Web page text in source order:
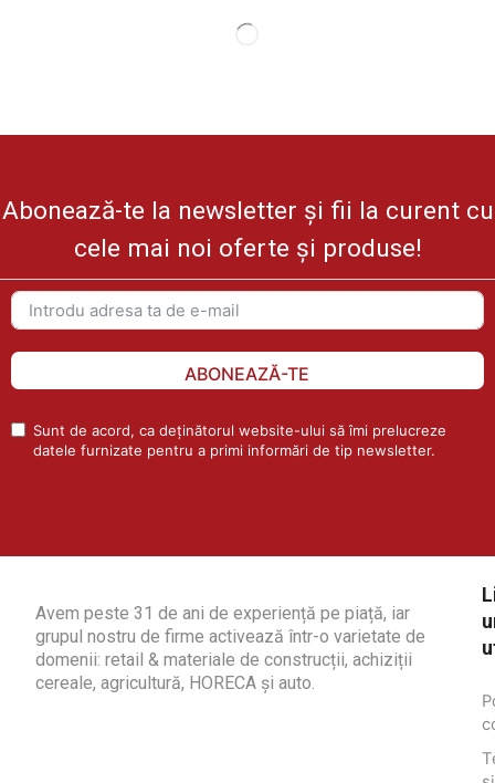
Abonează-te la newsletter și fii la curent cu
cele mai noi oferte și produse!
ABONEAZĂ-TE
Sunt de acord, ca deținătorul website-ului să îmi prelucreze
datele furnizate pentru a primi informări de tip newsletter.
Avem peste 31 de ani de experiență pe piață, iar
grupul nostru de firme activează într-o varietate de
domenii: retail & materiale de construcții, achiziții
cereale, agricultură, HORECA și auto.